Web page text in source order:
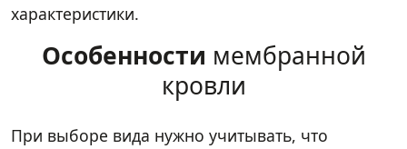
характеристики.
Особенности мембранной
кровли
При выборе вида нужно учитывать, что